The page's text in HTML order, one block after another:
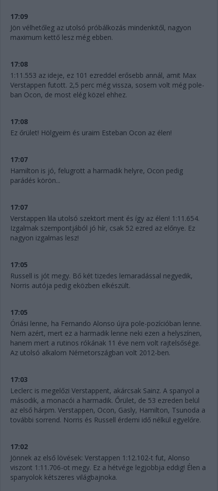
17:09
Jön vélhetőleg az utolsó próbálkozás mindenkitől, nagyon
maximum kettő lesz még ebben.
17:08
1:11.553 az ideje, ez 101 ezreddel erősebb annál, amit Max
Verstappen futott. 2,5 perc még vissza, sosem volt még pole-
ban Ocon, de most elég közel ehhez.
17:08
Ez őrület! Hölgyeim és uraim Esteban Ocon az élen!
17:07
Hamilton is jó, felugrott a harmadik helyre, Ocon pedig
parádés körön...
17:07
Verstappen lila utolsó szektort ment és így az élen! 1:11.654.
Izgalmak szempontjából jó hír, csak 52 ezred az előnye. Ez
nagyon izgalmas lesz!
17:05
Russell is jót megy. Bő két tizedes lemaradással negyedik,
Norris autója pedig eközben elkészült.
17:05
Óriási lenne, ha Fernando Alonso újra pole-pozícióban lenne.
Nem azért, mert ez a harmadik lenne neki ezen a helyszínen,
hanem mert a rutinos rókának 11 éve nem volt rajtelsősége.
Az utolsó alkalom Németországban volt 2012-ben.
17:03
Leclerc is megelőzi Verstappent, akárcsak Sainz. A spanyol a
második, a monacói a harmadik. Őrület, de 53 ezreden belül
az első hárpm. Verstappen, Ocon, Gasly, Hamilton, Tsunoda a
további sorrend. Norris és Russell érdemi idő nélkül egyelőre.
17:02
Jönnek az első lövések: Verstappen 1:12.102-t fut, Alonso
viszont 1:11.706-ot megy. Ez a hétvége legjobbja eddig! Élen a
spanyolok kétszeres világbajnoka.